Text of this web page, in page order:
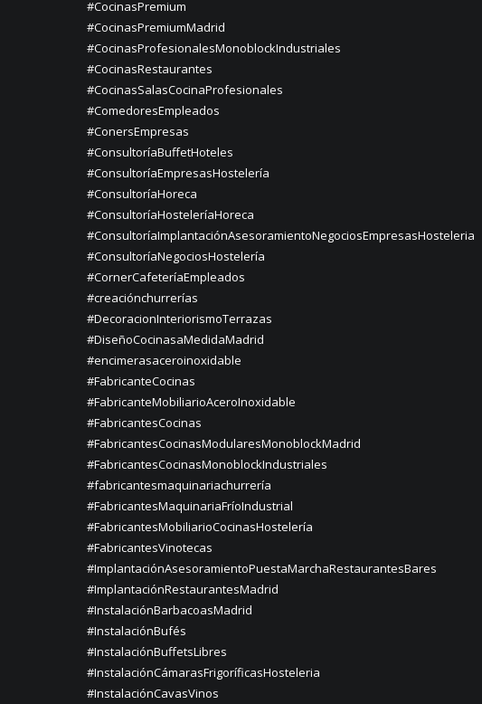
#CocinasPremium
#CocinasPremiumMadrid
#CocinasProfesionalesMonoblockIndustriales
#CocinasRestaurantes
#CocinasSalasCocinaProfesionales
#ComedoresEmpleados
#ConersEmpresas
#ConsultoríaBuffetHoteles
#ConsultoríaEmpresasHostelería
#ConsultoríaHoreca
#ConsultoríaHosteleríaHoreca
#ConsultoríaImplantaciónAsesoramientoNegociosEmpresasHosteleria
#ConsultoríaNegociosHostelería
#CornerCafeteríaEmpleados
#creaciónchurrerías
#DecoracionInteriorismoTerrazas
#DiseñoCocinasaMedidaMadrid
#encimerasaceroinoxidable
#FabricanteCocinas
#FabricanteMobiliarioAceroInoxidable
#FabricantesCocinas
#FabricantesCocinasModularesMonoblockMadrid
#FabricantesCocinasMonoblockIndustriales
#fabricantesmaquinariachurrería
#FabricantesMaquinariaFríoIndustrial
#FabricantesMobiliarioCocinasHostelería
#FabricantesVinotecas
#ImplantaciónAsesoramientoPuestaMarchaRestaurantesBares
#ImplantaciónRestaurantesMadrid
#InstalaciónBarbacoasMadrid
#InstalaciónBufés
#InstalaciónBuffetsLibres
#InstalaciónCámarasFrigoríficasHosteleria
#InstalaciónCavasVinos